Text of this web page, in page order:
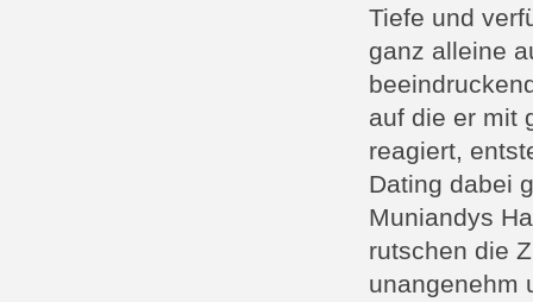
Tiefe und
ganz alleine
auf die er mit
reagiert,
Dating dabei
Muniandys
rutschen die
unangenehm